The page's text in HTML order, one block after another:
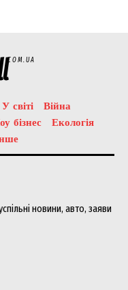
COM.UA
У світі
Війна
бізнес
Екологія
новини, авто, заяви